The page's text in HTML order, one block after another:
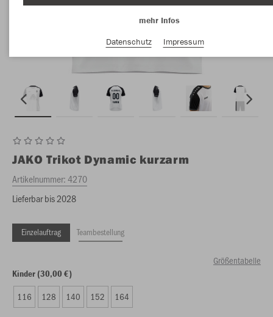
JAKO Trikot Dynamic kurzarm
Artikelnummer:4270
Lieferbar bis 2028
Einzelauftrag Teambestellung
Größentabelle
Kinder (30,00 €)
116 128 140 152 164
mehr Infos
Datenschutz
Impressum